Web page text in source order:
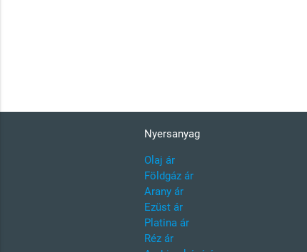
Nyersanyag
Olaj ár
Földgáz ár
Arany ár
Ezüst ár
Platina ár
Réz ár